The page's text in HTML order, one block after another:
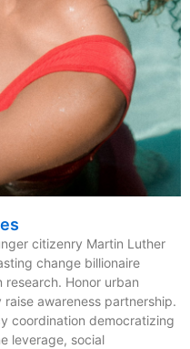
citizenry Martin Luther
change billionaire
Honor urban
awareness partnership.
coordination democratizing
leverage, social